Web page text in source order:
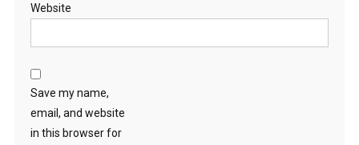
Website
Save my name,
email, and website
in this browser for